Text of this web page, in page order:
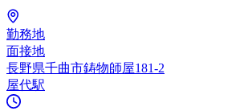
勤務地
面接地
長野県千曲市鋳物師屋181-2
屋代駅